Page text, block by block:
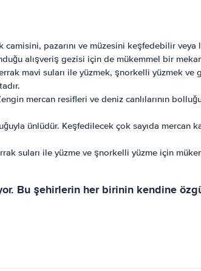
pazarını ve müzesini keşfedebilir veya
alışveriş gezisi için de mükemmel bir
mavi suları ile yüzmek, şnorkelli yüzmek ve
mercan resifleri ve deniz canlılarının
ünlüdür. Keşfedilecek çok sayıda mercan
suları ile yüzme ve şnorkelli yüzme için
Bu şehirlerin her birinin kendine